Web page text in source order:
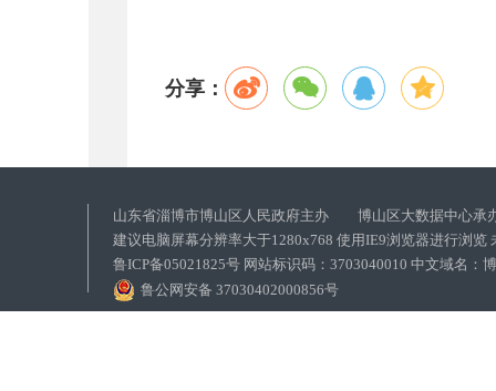
分享：
山东省淄博市博山区人民政府主办 博山区大数据中心承
建议电脑屏幕分辨率大于1280x768 使用IE9浏览器进行浏览
鲁ICP备05021825号 网站标识码：3703040010 中文域名：
鲁公网安备 37030402000856号